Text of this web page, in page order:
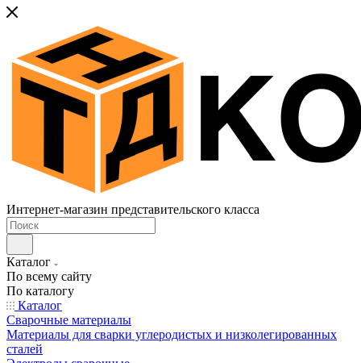
Интернет-магазин представительского класса
Каталог
По всему сайту
По каталогу
Каталог
Сварочные материалы
Материалы для сварки углеродистых и низколегированных
сталей